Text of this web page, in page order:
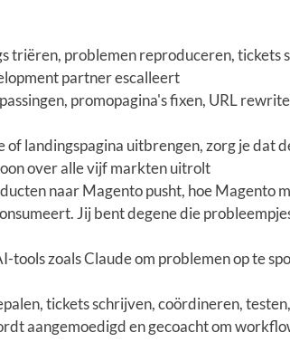
triëren, problemen reproduceren, tickets
partner escalleert
promopagina's fixen, URL
landingspagina uitbrengen, zorg je dat
over alle vijf markten uitrolt
naar Magento pusht, hoe Magento
Jij bent degene die
tools zoals Claude om problemen op te
tickets schrijven, coördineren,
aangemoedigd en gecoacht om